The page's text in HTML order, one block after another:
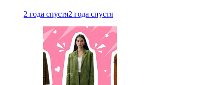
2 года спустя2 года спустя